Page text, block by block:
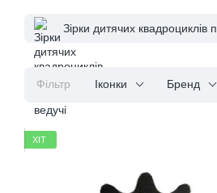
Зірки дитячих квадроциклів
Фільтр Іконки Бренд
ХІТ